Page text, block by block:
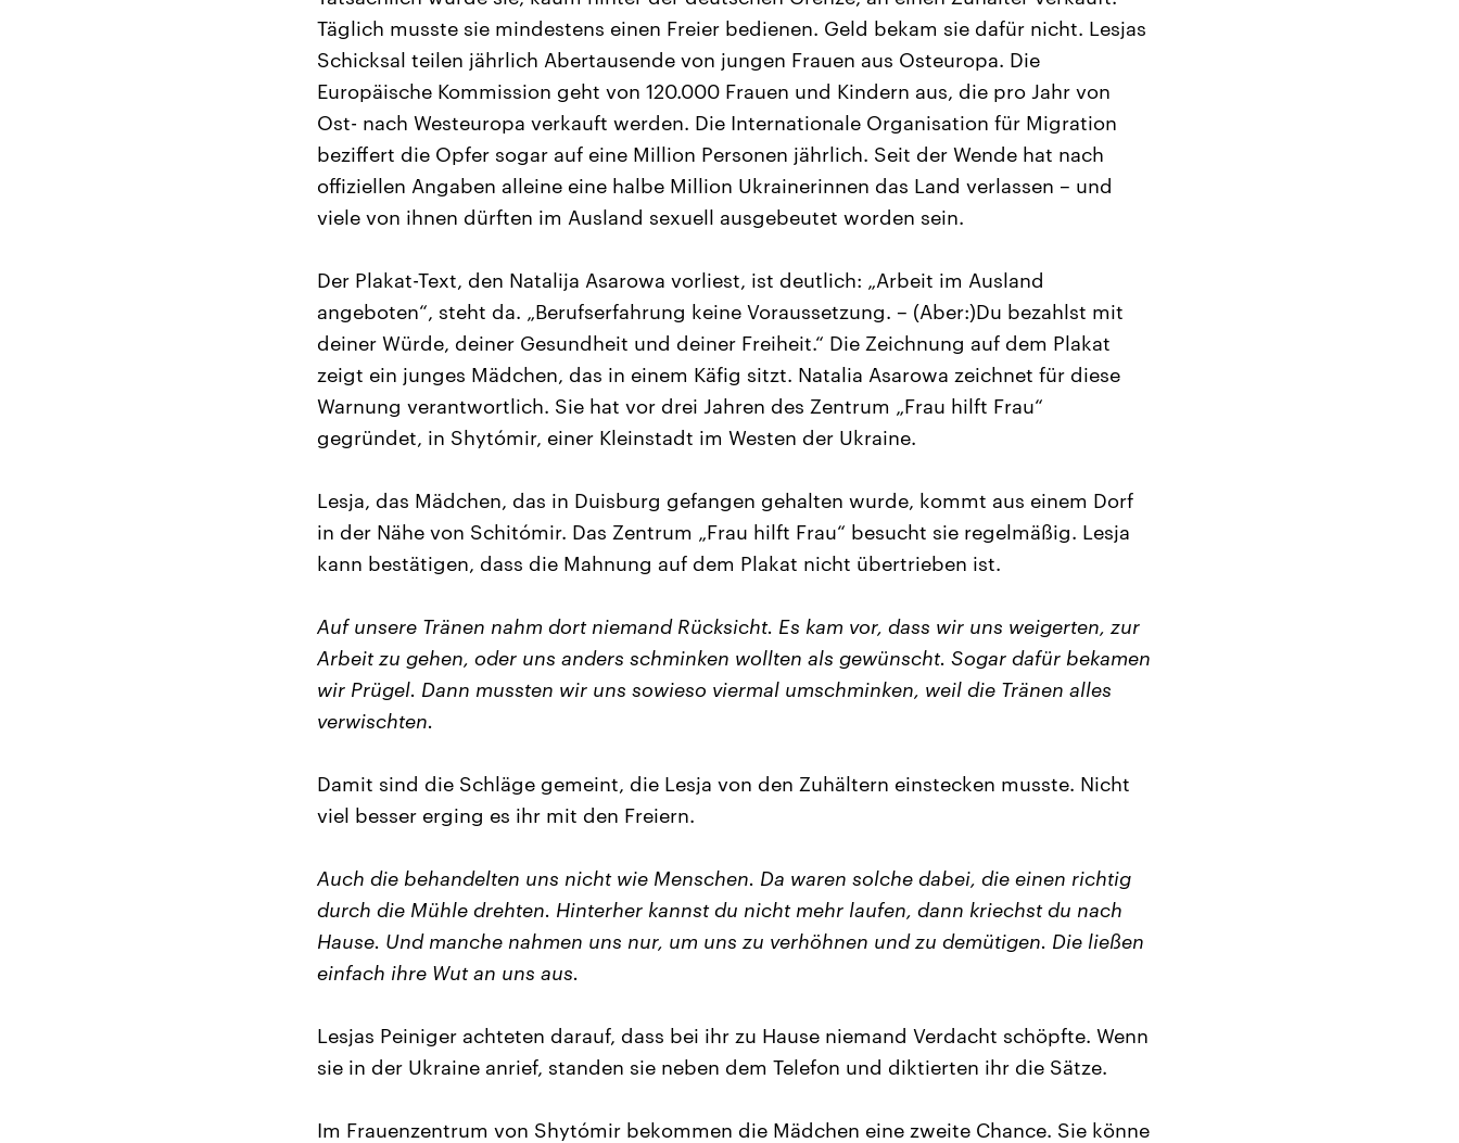
Täglich musste sie mindestens einen Freier bedienen. Geld bekam sie dafür nicht. Lesjas
Schicksal teilen jährlich Abertausende von jungen Frauen aus Osteuropa. Die
Europäische Kommission geht von 120.000 Frauen und Kindern aus, die pro Jahr von
Ost- nach Westeuropa verkauft werden. Die Internationale Organisation für Migration
beziffert die Opfer sogar auf eine Million Personen jährlich. Seit der Wende hat nach
offiziellen Angaben alleine eine halbe Million Ukrainerinnen das Land verlassen – und
viele von ihnen dürften im Ausland sexuell ausgebeutet worden sein.
Der Plakat-Text, den Natalija Asarowa vorliest, ist deutlich: „Arbeit im Ausland
angeboten“, steht da. „Berufserfahrung keine Voraussetzung. – (Aber:)Du bezahlst mit
deiner Würde, deiner Gesundheit und deiner Freiheit.“ Die Zeichnung auf dem Plakat
zeigt ein junges Mädchen, das in einem Käfig sitzt. Natalia Asarowa zeichnet für diese
Warnung verantwortlich. Sie hat vor drei Jahren des Zentrum „Frau hilft Frau“
gegründet, in Shytómir, einer Kleinstadt im Westen der Ukraine.
Lesja, das Mädchen, das in Duisburg gefangen gehalten wurde, kommt aus einem Dorf
in der Nähe von Schitómir. Das Zentrum „Frau hilft Frau“ besucht sie regelmäßig. Lesja
kann bestätigen, dass die Mahnung auf dem Plakat nicht übertrieben ist.
Auf unsere Tränen nahm dort niemand Rücksicht. Es kam vor, dass wir uns weigerten, zur
Arbeit zu gehen, oder uns anders schminken wollten als gewünscht. Sogar dafür bekamen
wir Prügel. Dann mussten wir uns sowieso viermal umschminken, weil die Tränen alles
verwischten.
Damit sind die Schläge gemeint, die Lesja von den Zuhältern einstecken musste. Nicht
viel besser erging es ihr mit den Freiern.
Auch die behandelten uns nicht wie Menschen. Da waren solche dabei, die einen richtig
durch die Mühle drehten. Hinterher kannst du nicht mehr laufen, dann kriechst du nach
Hause. Und manche nahmen uns nur, um uns zu verhöhnen und zu demütigen. Die ließen
einfach ihre Wut an uns aus.
Lesjas Peiniger achteten darauf, dass bei ihr zu Hause niemand Verdacht schöpfte. Wenn
sie in der Ukraine anrief, standen sie neben dem Telefon und diktierten ihr die Sätze.
Im Frauenzentrum von Shytómir bekommen die Mädchen eine zweite Chance. Sie könne